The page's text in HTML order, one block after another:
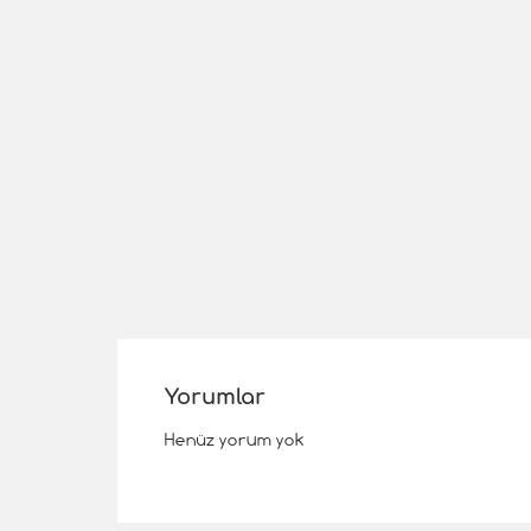
Yorumlar
Henüz yorum yok